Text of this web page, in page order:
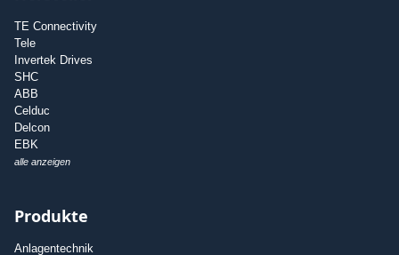
TE Connectivity
Tele
Invertek Drives
SHC
ABB
Celduc
Delcon
EBK
alle anzeigen
Produkte
Anlagentechnik